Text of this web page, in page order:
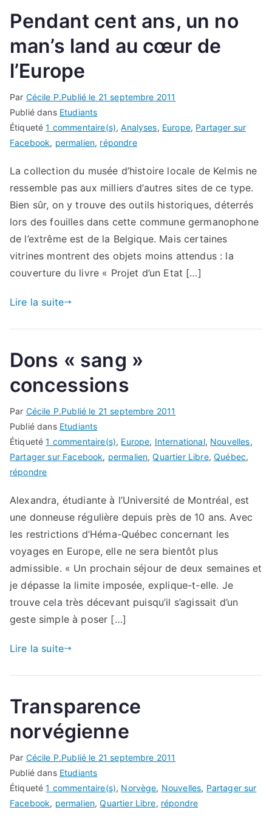
Pendant cent ans, un no
man’s land au cœur de
l’Europe
Par Cécile P.Publié le 21 septembre 2011
Publié dans Etudiants
Étiqueté1 commentaire(s),Analyses, Europe, Partager sur
Facebook, permalien, répondre
La collection du musée d’histoire locale de Kelmis ne
ressemble pas aux milliers d’autres sites de ce type.
Bien sûr, on y trouve des outils historiques, déterrés
lors des fouilles dans cette commune germanophone
de l’extrême est de la Belgique. Mais certaines
vitrines montrent des objets moins attendus : la
couverture du livre « Projet d’un Etat […]
Lire la suite
Dons « sang »
concessions
Par Cécile P.Publié le 21 septembre 2011
Publié dans Etudiants
Étiqueté1 commentaire(s), Europe, International, Nouvelles,
Partager sur Facebook, permalien,Quartier Libre,Québec,
répondre
Alexandra, étudiante à l’Université de Montréal, est
une donneuse régulière depuis près de 10 ans. Avec
les restrictions d’Héma-Québec concernant les
voyages en Europe, elle ne sera bientôt plus
admissible. « Un prochain séjour de deux semaines et
je dépasse la limite imposée, explique-t-elle. Je
trouve cela très décevant puisqu’il s’agissait d’un
geste simple à poser […]
Lire la suite
Transparence
norvégienne
Par Cécile P.Publié le 21 septembre 2011
Publié dans Etudiants
Étiqueté1 commentaire(s), Norvège, Nouvelles, Partager sur
Facebook, permalien,Quartier Libre, répondre